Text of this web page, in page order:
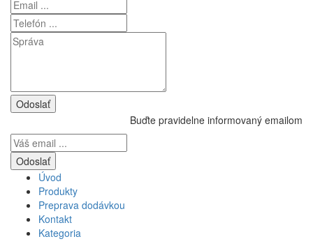
Buďte pravidelne informovaný emailom
Úvod
Produkty
Preprava dodávkou
Kontakt
Kategoria